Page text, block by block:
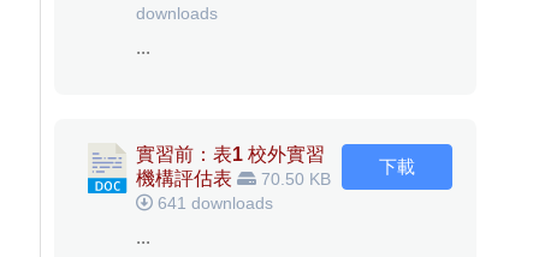
downloads
...
實習前：表1 校外實習
機構評估表
70.50 KB
641 downloads
...
下載